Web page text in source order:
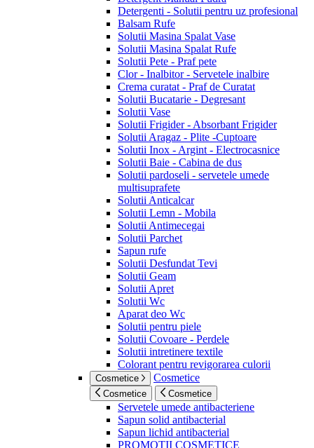
Detergenti - Solutii pentru uz profesional
Balsam Rufe
Solutii Masina Spalat Vase
Solutii Masina Spalat Rufe
Solutii Pete - Praf pete
Clor - Inalbitor - Servetele inalbire
Crema curatat - Praf de Curatat
Solutii Bucatarie - Degresant
Solutii Vase
Solutii Frigider - Absorbant Frigider
Solutii Aragaz - Plite -Cuptoare
Solutii Inox - Argint - Electrocasnice
Solutii Baie - Cabina de dus
Solutii pardoseli - servetele umede
multisuprafete
Solutii Anticalcar
Solutii Lemn - Mobila
Solutii Antimecegai
Solutii Parchet
Sapun rufe
Solutii Desfundat Tevi
Solutii Geam
Solutii Apret
Solutii Wc
Aparat deo Wc
Solutii pentru piele
Solutii Covoare - Perdele
Solutii intretinere textile
Colorant pentru revigorarea culorii
Cosmetice Cosmetice
Cosmetice Cosmetice
Servetele umede antibacteriene
Sapun solid antibacterial
Sapun lichid antibacterial
PROMOTII COSMETICE